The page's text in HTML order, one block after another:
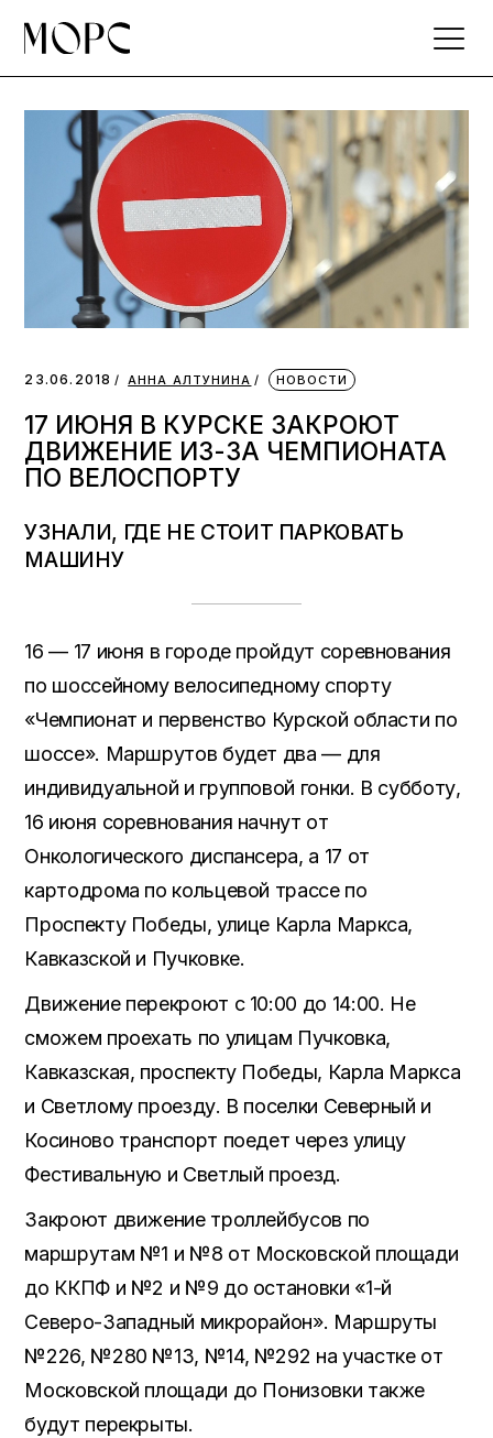
the
23.06.2018 АННА АЛТУНИНА НОВОСТИ
17 ИЮНЯ В КУРСКЕ ЗАКРОЮТ
ДВИЖЕНИЕ ИЗ-ЗА ЧЕМПИОНАТА
ПО ВЕЛОСПОРТУ
УЗНАЛИ, ГДЕ НЕ СТОИТ ПАРКОВАТЬ
МАШИНУ
16 — 17 июня в городе пройдут соревнования
по шоссейному велосипедному спорту
«Чемпионат и первенство Курской области по
шоссе». Маршрутов будет два — для
индивидуальной и групповой гонки. В субботу,
16 июня соревнования начнут от
Онкологического диспансера, а 17 от
картодрома по кольцевой трассе по
Проспекту Победы, улице Карла Маркса,
Кавказской и Пучковке.
Движение перекроют с 10:00 до 14:00. Не
сможем проехать по улицам Пучковка,
Кавказская, проспекту Победы, Карла Маркса
и Светлому проезду. В поселки Северный и
Косиново транспорт поедет через улицу
Фестивальную и Светлый проезд.
Закроют движение троллейбусов по
маршрутам №1 и №8 от Московской площади
до ККПФ и №2 и №9 до остановки «1-й
Северо-Западный микрорайон». Маршруты
№226, №280 №13, №14, №292 на участке от
Московской площади до Понизовки также
будут перекрыты.